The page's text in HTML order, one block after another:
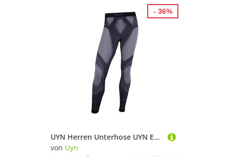
UYN Herren Unterhose UYN EVOLUTYON UW PANT LONG MELANGE
von Uyn
- 36%